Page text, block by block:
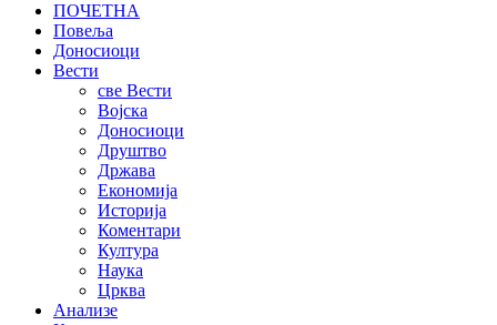
ПОЧЕТНА
Повеља
Доносиоци
Вести
све Вести
Војска
Доносиоци
Друштво
Држава
Економија
Историја
Коментари
Култура
Наука
Црква
Анализе